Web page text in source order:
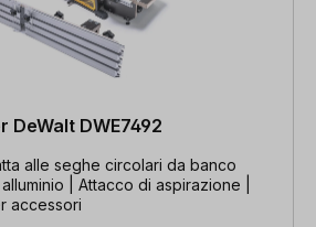
DeWalt DWE7492
alle seghe circolari da banco
| Attacco di aspirazione |
accessori